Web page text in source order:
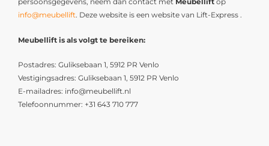
info@meubellift. Deze website is een website van Lift-Express .
Meubellift is als volgt te bereiken:
Postadres: Guliksebaan 1, 5912 PR Venlo
Vestigingsadres: Guliksebaan 1, 5912 PR Venlo
E-mailadres: info@meubellift.nl
Telefoonnummer: +31 643 710 777